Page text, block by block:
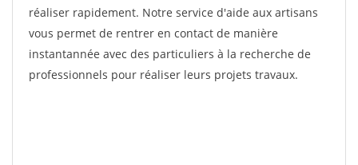
réaliser rapidement. Notre service d'aide aux artisans
vous permet de rentrer en contact de manière
instantannée avec des particuliers à la recherche de
professionnels pour réaliser leurs projets travaux.